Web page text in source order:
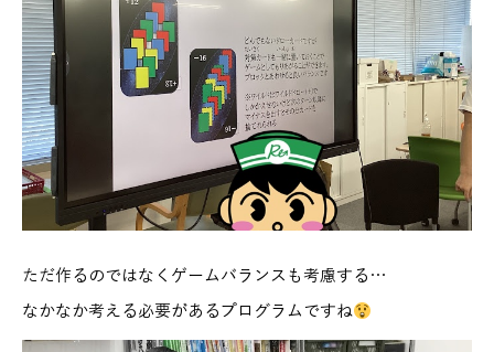
ただ作るのではなくゲームバランスも考慮する…
なかなか考える必要があるプログラムですね